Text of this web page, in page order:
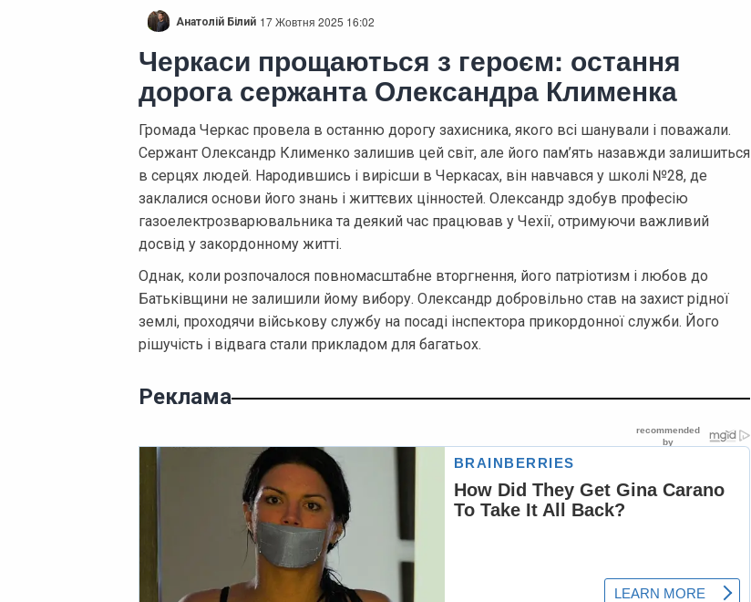
Анатолій Білий 17 Жовтня 2025 16:02
Черкаси прощаються з героєм: остання
дорога сержанта Олександра Клименка
Громада Черкас провела в останню дорогу захисника, якого всі шанували і поважали.
Сержант Олександр Клименко залишив цей світ, але його пам’ять назавжди залишиться
в серцях людей. Народившись і вирісши в Черкасах, він навчався у школі №28, де
заклалися основи його знань і життєвих цінностей. Олександр здобув професію
газоелектрозварювальника та деякий час працював у Чехії, отримуючи важливий
досвід у закордонному житті.
Однак, коли розпочалося повномасштабне вторгнення, його патріотизм і любов до
Батьківщини не залишили йому вибору. Олександр добровільно став на захист рідної
землі, проходячи військову службу на посаді інспектора прикордонної служби. Його
рішучість і відвага стали прикладом для багатьох.
Реклама